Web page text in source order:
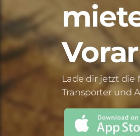
Lade dir jetzt
Transporter und